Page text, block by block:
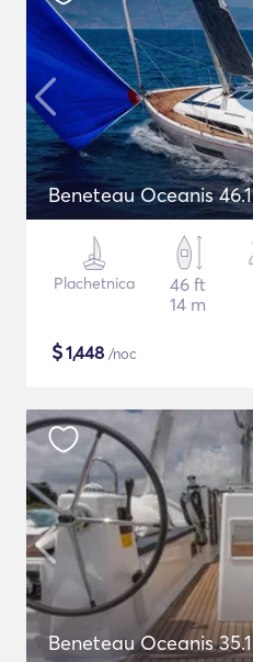
Beneteau Oceanis 46.1
Plachetnica
46 ft
14 m
$1,448 /noc
Beneteau Oceanis 35.1